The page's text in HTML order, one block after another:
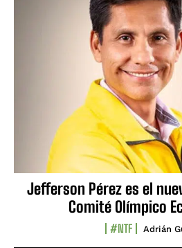
Jefferson Pérez es el
Comité Olímpico
#NTF Adrián